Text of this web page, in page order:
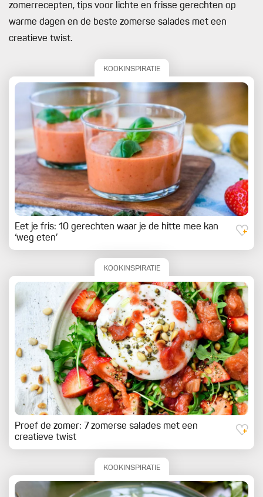
zomerrecepten, tips voor lichte en frisse gerechten op
warme dagen en de beste zomerse salades met een
creatieve twist.
KOOKINSPIRATIE
Eet je fris: 10 gerechten waar je de hitte mee kan
‘weg eten’
KOOKINSPIRATIE
Proef de zomer: 7 zomerse salades met een
creatieve twist
KOOKINSPIRATIE